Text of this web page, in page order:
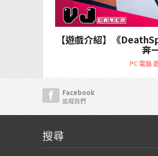
【遊戲介紹】《
奔
PC 電腦
Facebook
追蹤我們
搜尋